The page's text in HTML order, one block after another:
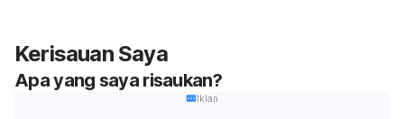
Kerisauan Saya
Apa yang saya risaukan?
Iklan